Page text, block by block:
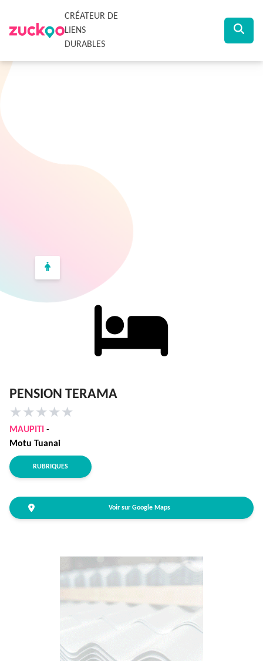
CRÉATEUR DE
LIENS
DURABLES
PENSION TERAMA
★ ★ ★ ★ ★
MAUPITI -
Motu Tuanai
RUBRIQUES
Voir sur Google Maps